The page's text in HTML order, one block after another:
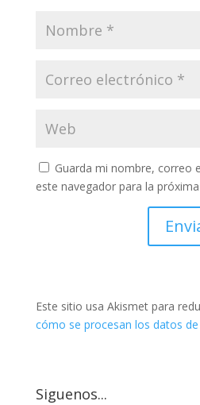
Guarda mi nombre, correo
este navegador para la
Este sitio usa Akismet para
cómo se procesan los datos
Siguenos...